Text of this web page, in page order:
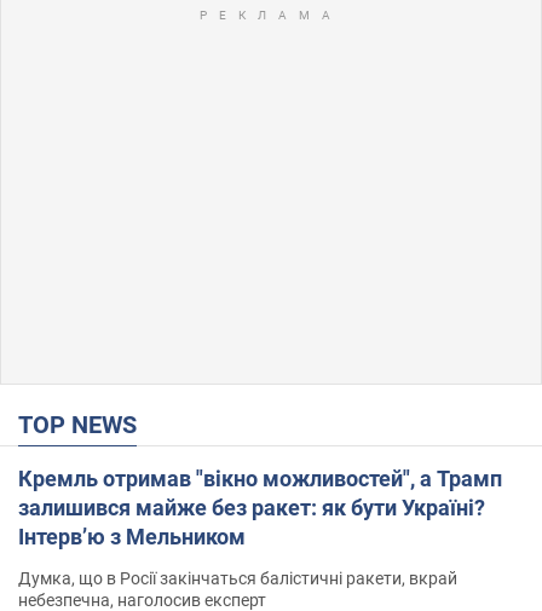
TOP NEWS
Кремль отримав "вікно можливостей", а Трамп
залишився майже без ракет: як бути Україні?
Інтерв’ю з Мельником
Думка, що в Росії закінчаться балістичні ракети, вкрай
небезпечна, наголосив експерт